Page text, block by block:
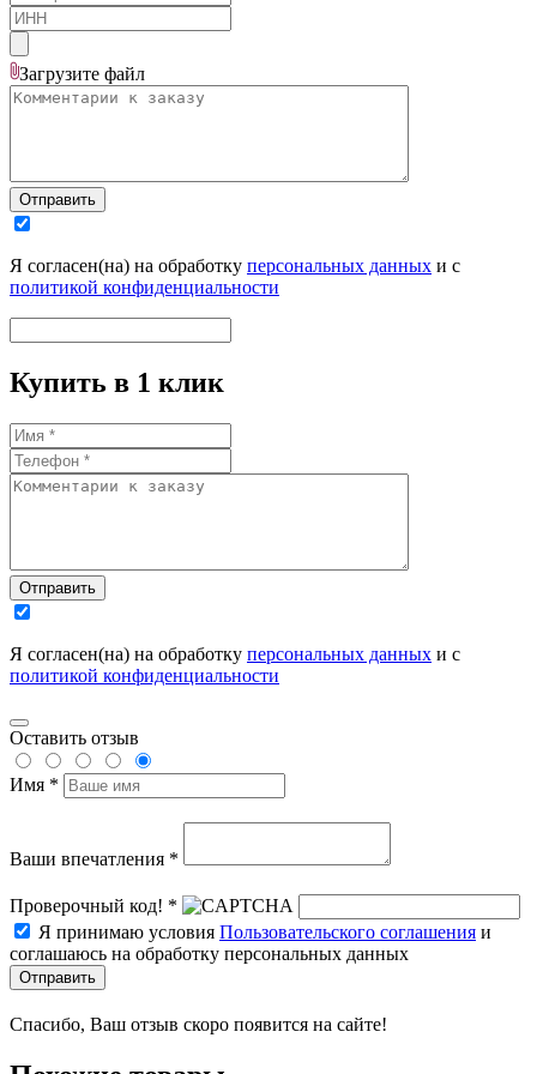
Загрузите файл
Отправить
Я согласен(на) на обработку персональных данных и с
политикой конфиденциальности
Купить в 1 клик
Отправить
Я согласен(на) на обработку персональных данных и с
политикой конфиденциальности
Оставить отзыв
Имя *
Ваши впечатления *
Проверочный код! *
Я принимаю условия Пользовательского соглашения и
соглашаюсь на обработку персональных данных
Отправить
Спасибо, Ваш отзыв скоро появится на сайте!